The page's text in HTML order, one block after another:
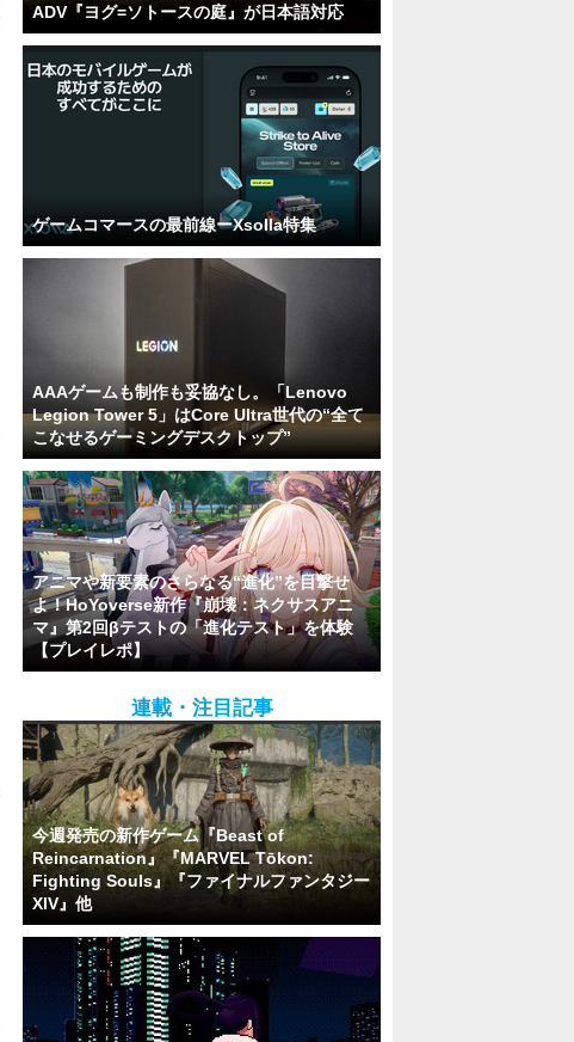
ADV『ヨグ=ソトースの庭』が日本語対応
ゲームコマースの最前線ーXsolla特集
AAAゲームも制作も妥協なし。「Lenovo
Legion Tower 5」はCore Ultra世代の“全て
こなせるゲーミングデスクトップ”
アニマや新要素のさらなる“進化”を目撃せ
よ！HoYoverse新作『崩壊：ネクサスアニ
マ』第2回βテストの「進化テスト」を体験
【プレイレポ】
連載・注目記事
今週発売の新作ゲーム『Beast of
Reincarnation』『MARVEL Tōkon:
Fighting Souls』『ファイナルファンタジー
XIV』他